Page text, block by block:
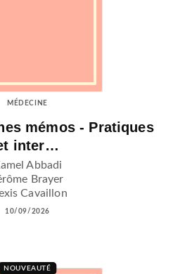
MÉDECINE
mémos - Pratiques
inter…
Abbadi
Brayer
Cavaillon
10/09/2026
NOUVEAUTÉ